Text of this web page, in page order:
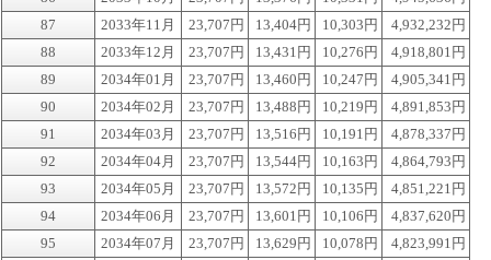
87
2033年11月 23,707円 13,404円 10,303円
4,932,232円
88
2033年12月 23,707円 13,431円 10,276円
4,918,801円
89
2034年01月 23,707円 13,460円 10,247円
4,905,341円
90
2034年02月 23,707円 13,488円 10,219円
4,891,853円
91
2034年03月 23,707円 13,516円 10,191円
4,878,337円
92
2034年04月 23,707円 13,544円 10,163円
4,864,793円
93
2034年05月 23,707円 13,572円 10,135円
4,851,221円
94
2034年06月 23,707円 13,601円 10,106円
4,837,620円
95
2034年07月 23,707円 13,629円 10,078円
4,823,991円